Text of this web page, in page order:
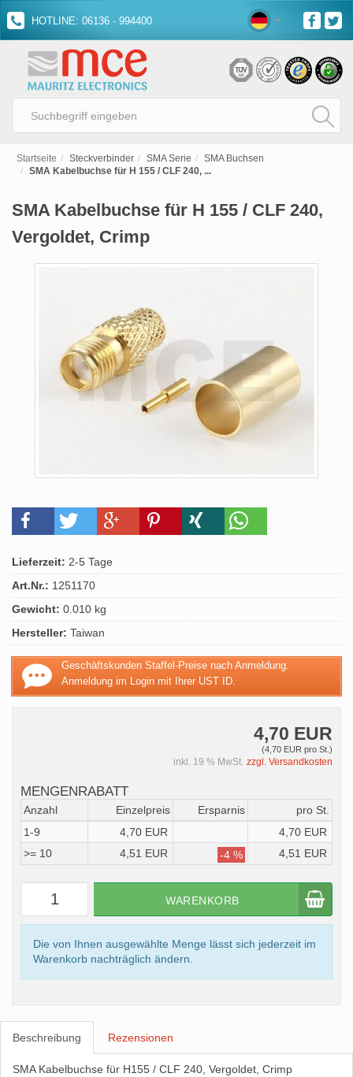
HOTLINE: 06136 - 994400
Startseite Steckverbinder SMA Serie
SMA Buchsen
SMA Kabelbuchse für H 155 / CLF 240, ...
SMA Kabelbuchse für H 155 / CLF 240,
Vergoldet, Crimp
Lieferzeit: 2-5 Tage
Art.Nr.: 1251170
Gewicht: 0.010 kg
Hersteller: Taiwan
Geschäftskunden Staffel-Preise nach Anmeldung.
Anmeldung im Login mit Ihrer UST ID.
4,70 EUR
(4,70 EUR pro St.)
inkl. 19 % MwSt. zzgl. Versandkosten
MENGENRABATT
Anzahl Einzelpreis Ersparnis
pro St.
1-9
4,70 EUR
4,70 EUR
>= 10
4,51 EUR -4 % 4,51 EUR
WARENKORB
Die von Ihnen ausgewählte Menge lässt sich jederzeit im
Warenkorb nachträglich ändern.
Beschreibung Rezensionen
SMA Kabelbuchse für H155 / CLF 240, Vergoldet, Crimp